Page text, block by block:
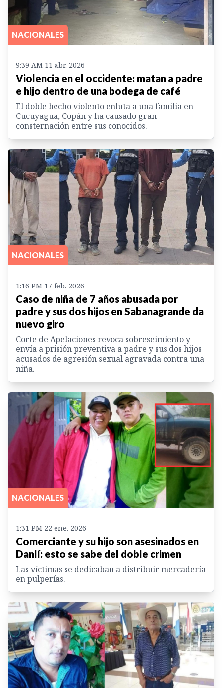
NACIONALES
9:39 AM 11 abr. 2026
Violencia en el occidente: matan a padre
e hijo dentro de una bodega de café
El doble hecho violento enluta a una familia en
Cucuyagua, Copán y ha causado gran
consternación entre sus conocidos.
NACIONALES
1:16 PM 17 feb. 2026
Caso de niña de 7 años abusada por
padre y sus dos hijos en Sabanagrande da
nuevo giro
Corte de Apelaciones revoca sobreseimiento y
envía a prisión preventiva a padre y sus dos hijos
acusados de agresión sexual agravada contra una
niña.
NACIONALES
1:31 PM 22 ene. 2026
Comerciante y su hijo son asesinados en
Danlí: esto se sabe del doble crimen
Las víctimas se dedicaban a distribuir mercadería
en pulperías.